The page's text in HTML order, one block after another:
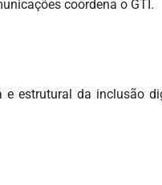
coordena o GTI.
estrutural da inclusão